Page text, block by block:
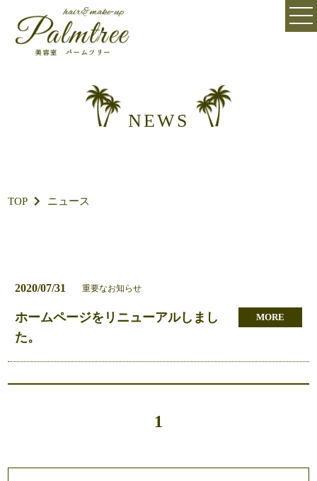
NEWS
TOP ニュース
2020/07/31 重要なお知らせ
ホームページをリニューアルしまし
た。
MORE
1